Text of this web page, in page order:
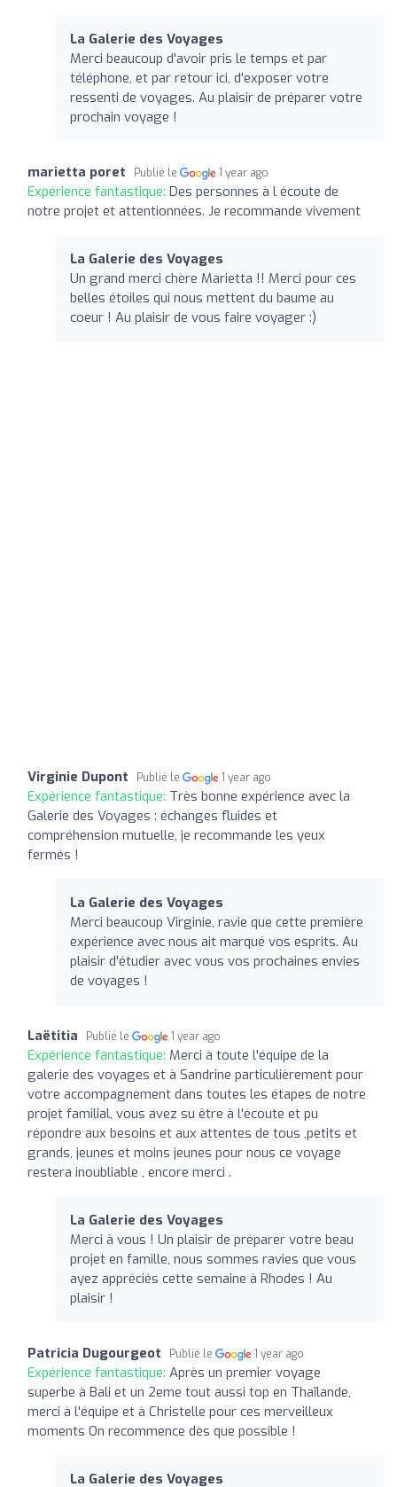
La Galerie des Voyages
Merci beaucoup d'avoir pris le temps et par
téléphone, et par retour ici, d'exposer votre
ressenti de voyages. Au plaisir de préparer votre
prochain voyage !
marietta poret Publié le 1 year ago
Expérience fantastique: Des personnes à l écoute de
notre projet et attentionnées. Je recommande vivement
La Galerie des Voyages
Un grand merci chère Marietta !! Merci pour ces
belles étoiles qui nous mettent du baume au
coeur ! Au plaisir de vous faire voyager :)
Virginie Dupont Publié le 1 year ago
Expérience fantastique: Très bonne expérience avec la
Galerie des Voyages : échanges fluides et
compréhension mutuelle, je recommande les yeux
fermés !
La Galerie des Voyages
Merci beaucoup Virginie, ravie que cette première
expérience avec nous ait marqué vos esprits. Au
plaisir d'étudier avec vous vos prochaines envies
de voyages !
Laëtitia Publié le 1 year ago
Expérience fantastique: Merci à toute l'équipe de la
galerie des voyages et à Sandrine particulièrement pour
votre accompagnement dans toutes les étapes de notre
projet familial, vous avez su être à l'écoute et pu
répondre aux besoins et aux attentes de tous ,petits et
grands, jeunes et moins jeunes pour nous ce voyage
restera inoubliable , encore merci .
La Galerie des Voyages
Merci à vous ! Un plaisir de préparer votre beau
projet en famille, nous sommes ravies que vous
ayez appréciés cette semaine à Rhodes ! Au
plaisir !
Patricia Dugourgeot Publié le 1 year ago
Expérience fantastique: Après un premier voyage
superbe à Bali et un 2eme tout aussi top en Thaïlande,
merci à l'équipe et à Christelle pour ces merveilleux
moments On recommence dès que possible !
La Galerie des Voyages